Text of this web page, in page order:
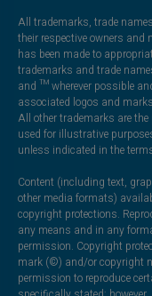
All trademarks, trade
their respective owners and
has been made to
trademarks and trade
and ™ wherever possible
associated logos and
All other trademarks are
used for illustrative
unless indicated in the
Content (including text,
other media formats)
copyright protections.
any means and in any
permission. Copyright
mark (©) and/or copyright
permission to reproduce